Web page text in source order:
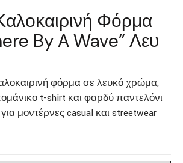
Φόρμα
By A Wave” Λευ
φόρμα σε λευκό χρώμα,
t-shirt και φαρδύ παντελόνι
μοντέρνες casual και streetwear